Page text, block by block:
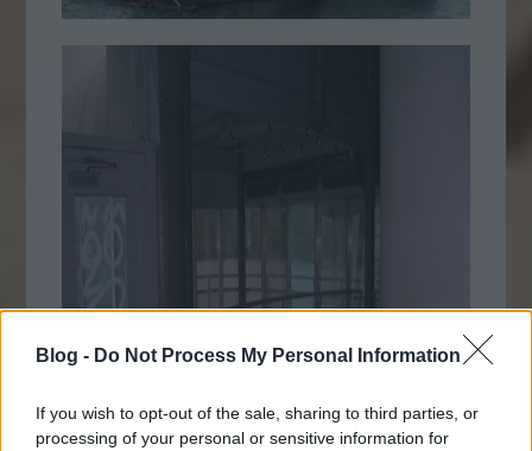
Blog - Do Not Process My Personal Information
If you wish to opt-out of the sale, sharing to third parties, or
processing of your personal or sensitive information for